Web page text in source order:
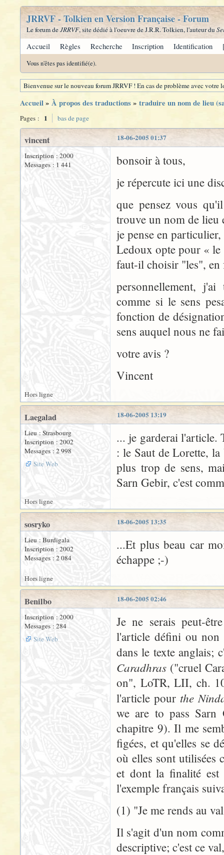
JRRVF - Tolkien en Version Française - Forum
Le forum deJRRVF, site dédié à l'oeuvre de J.R.R. Tolkien, l'auteur du
Accueil Règles Recherche Inscription Identification
Vous n'êtes pas identifié(e).
Bienvenue sur le nouveau forum JRRVF ! En cas de problème avec
Accueil» À propos des traductions» traduire un nom de lieu
Pages : 1 bas de page
18-06-2005 01:37
vincent
Inscription : 2000
Messages : 1 441
bonsoir à tous,
je répercute ici une
que pensez vous
trouve un nom de lieu
je pense en
Ledoux opte pour «
faut-il choisir "les", en
personnellement,
comme si le sens
fonction de
sens auquel nous ne
votre avis ?
Vincent
Hors ligne
18-06-2005 13:19
Laegalad
Lieu : Strasbourg
Inscription : 2002
Messages : 2 998
Site Web
... je garderai l'article.
: le Saut de Lorette,
plus trop de sens,
Sarn Gebir, c'est
Hors ligne
18-06-2005 13:35
sosryko
Lieu : Burdigala
Inscription : 2002
Messages : 2 084
...Et plus beau car
échappe ;-)
Hors ligne
18-06-2005 02:46
Benilbo
Inscription : 2000
Messages : 284
Site Web
Je ne serais peut-
l'article défini ou non
dans le texte anglais;
Caradhras ("cruel
on", LoTR, LII, ch.
l'article pour the
we are to pass
chapitre 9). Il me
figées, et qu'elles se
où elles sont utilisées
et dont la finalité est
l'exemple français
(1) "Je me rends au
Il s'agit d'un nom
descriptive; c'est ce